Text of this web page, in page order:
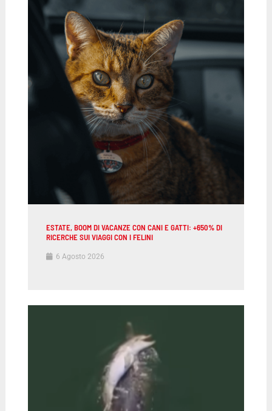
ESTATE, BOOM DI VACANZE CON CANI E GATTI: +650% DI
RICERCHE SUI VIAGGI CON I FELINI
6 Agosto 2026